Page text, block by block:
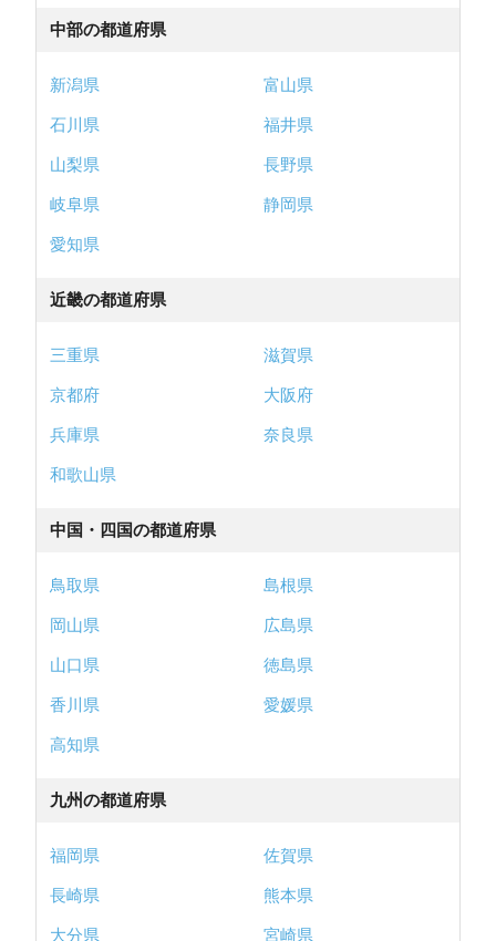
中部の都道府県
新潟県
富山県
石川県
福井県
山梨県
長野県
岐阜県
静岡県
愛知県
近畿の都道府県
三重県
滋賀県
京都府
大阪府
兵庫県
奈良県
和歌山県
中国・四国の都道府県
鳥取県
島根県
岡山県
広島県
山口県
徳島県
香川県
愛媛県
高知県
九州の都道府県
福岡県
佐賀県
長崎県
熊本県
大分県
宮崎県